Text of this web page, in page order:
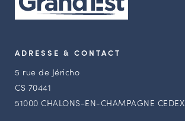
ADRESSE & CONTACT
5 rue de Jéricho
CS 70441
51000 CHALONS-EN-CHAMPAGNE CEDEX